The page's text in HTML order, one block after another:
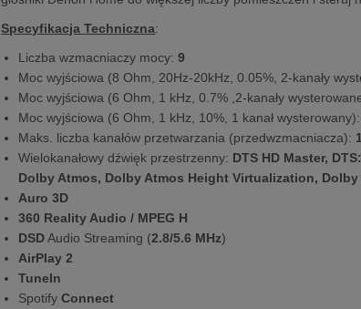
Specyfikacja Techniczna:
Liczba wzmacniaczy mocy: 9
Moc wyjściowa (8 Ohm, 20Hz-20kHz, 0.05%, 2-kanały
Moc wyjściowa (6 Ohm, 1 kHz, 0.7% ,2-kanały
Moc wyjściowa (6 Ohm, 1 kHz, 10%, 1 kanał wysterowany):
Maks. liczba kanałów przetwarzania (przedwzmacniacza):
Wielokanałowy dźwięk przestrzenny: DTS HD Master,
Dolby Atmos, Dolby Atmos Height Virtualization,
Auro 3D
360 Reality Audio / MPEG H
DSDAudio Streaming (2.8/5.6 MHz)
AirPlay 2
TuneIn
SpotifyConnect